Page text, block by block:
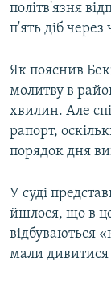
політв'язня
п'ять діб
Як пояснив
молитву в
хвилин. Але
рапорт,
порядок дня
У суді
йшлося, що в
відбуваються
мали дивитися